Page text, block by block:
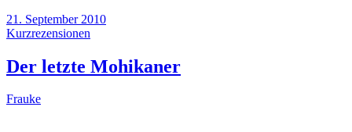
21. September 2010
Kurzrezensionen
Der letzte Mohikaner
Frauke